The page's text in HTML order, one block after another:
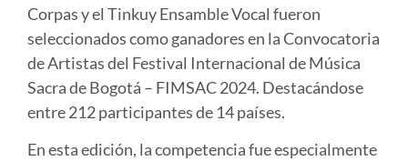
Corpas y el Tinkuy Ensamble Vocal fueron
seleccionados como ganadores en la Convocatoria
de Artistas del Festival Internacional de Música
Sacra de Bogotá – FIMSAC 2024. Destacándose
entre 212 participantes de 14 países.
En esta edición, la competencia fue especialmente